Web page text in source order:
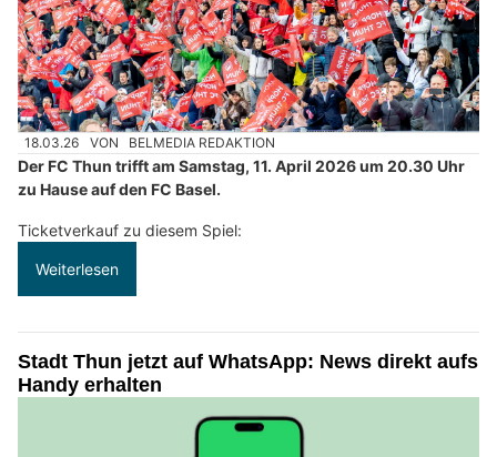
18.03.26 VON BELMEDIA REDAKTION
Der FC Thun trifft am Samstag, 11. April 2026 um 20.30 Uhr
zu Hause auf den FC Basel.
Ticketverkauf zu diesem Spiel:
Weiterlesen
Stadt Thun jetzt auf WhatsApp: News direkt aufs
Handy erhalten